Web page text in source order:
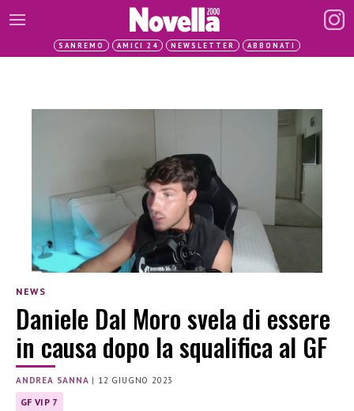
SANREMO AMICI 24 NEWSLETTER ABBONATI
NEWS
Daniele Dal Moro svela di essere
in causa dopo la squalifica al GF
ANDREA SANNA | 12 GIUGNO 2023
GF VIP 7